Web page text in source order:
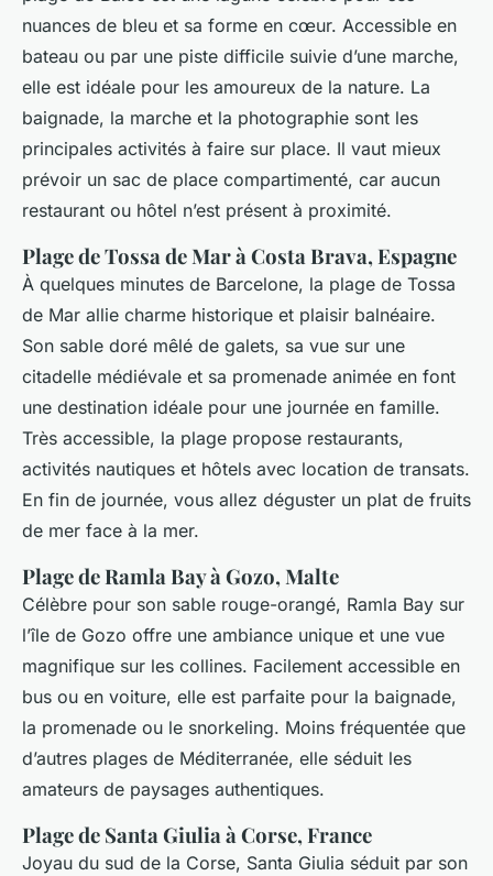
nuances de bleu et sa forme en cœur. Accessible en
bateau ou par une piste difficile suivie d’une marche,
elle est idéale pour les amoureux de la nature. La
baignade, la marche et la photographie sont les
principales activités à faire sur place. Il vaut mieux
prévoir un sac de place compartimenté, car aucun
restaurant ou hôtel n’est présent à proximité.
Plage de Tossa de Mar à Costa Brava, Espagne
À quelques minutes de Barcelone, la plage de Tossa
de Mar allie charme historique et plaisir balnéaire.
Son sable doré mêlé de galets, sa vue sur une
citadelle médiévale et sa promenade animée en font
une destination idéale pour une journée en famille.
Très accessible, la plage propose restaurants,
activités nautiques et hôtels avec location de transats.
En fin de journée, vous allez déguster un plat de fruits
de mer face à la mer.
Plage de Ramla Bay à Gozo, Malte
Célèbre pour son sable rouge-orangé, Ramla Bay sur
l’île de Gozo offre une ambiance unique et une vue
magnifique sur les collines. Facilement accessible en
bus ou en voiture, elle est parfaite pour la baignade,
la promenade ou le snorkeling. Moins fréquentée que
d’autres plages de Méditerranée, elle séduit les
amateurs de paysages authentiques.
Plage de Santa Giulia à Corse, France
Joyau du sud de la Corse, Santa Giulia séduit par son